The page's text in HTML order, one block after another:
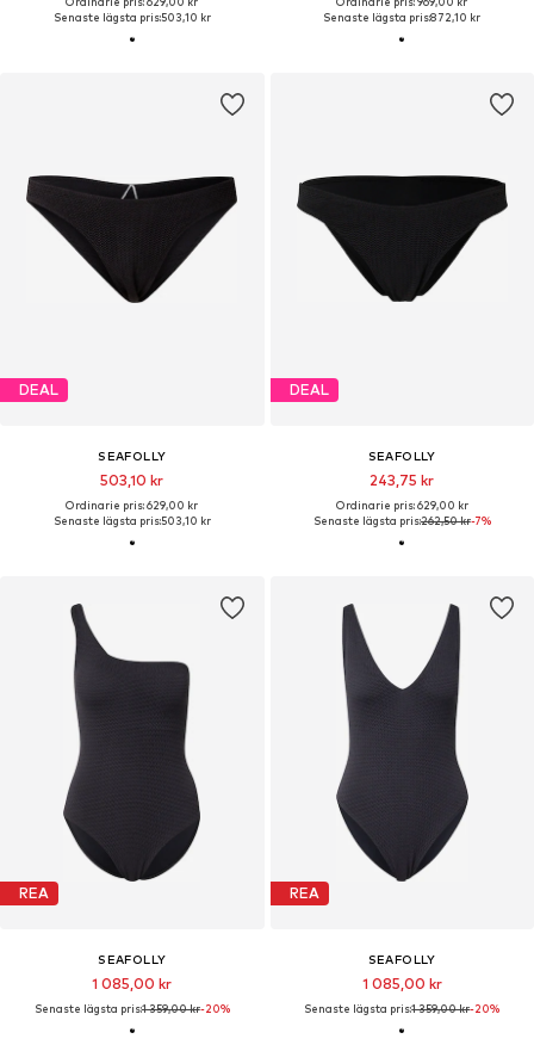
Senaste lägsta pris:503,10 kr
Senaste lägsta pris:872,10 kr
DEAL
SEAFOLLY
503,10 kr
Ordinarie pris: 629,00 kr
Senaste lägsta pris:503,10 kr
DEAL
SEAFOLLY
243,75 kr
Ordinarie pris: 629,00 kr
Senaste lägsta pris:262,50 kr-7%
REA
SEAFOLLY
1 085,00 kr
Senaste lägsta pris:1 359,00 kr-20%
REA
SEAFOLLY
1 085,00 kr
Senaste lägsta pris:1 359,00 kr-20%